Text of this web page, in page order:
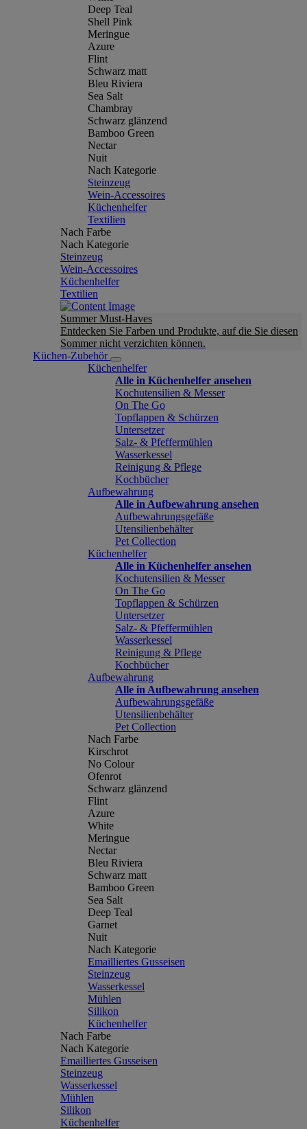
Deep Teal
Shell Pink
Meringue
Azure
Flint
Schwarz matt
Bleu Riviera
Sea Salt
Chambray
Schwarz glänzend
Bamboo Green
Nectar
Nuit
Nach Kategorie
Steinzeug
Wein-Accessoires
Küchenhelfer
Textilien
Nach Farbe
Nach Kategorie
Steinzeug
Wein-Accessoires
Küchenhelfer
Textilien
Summer Must-Haves
Entdecken Sie Farben und Produkte, auf die Sie diesen
Sommer nicht verzichten können.
Küchen-Zubehör
Küchenhelfer
Alle in Küchenhelfer ansehen
Kochutensilien & Messer
On The Go
Topflappen & Schürzen
Untersetzer
Salz- & Pfeffermühlen
Wasserkessel
Reinigung & Pflege
Kochbücher
Aufbewahrung
Alle in Aufbewahrung ansehen
Aufbewahrungsgefäße
Utensilienbehälter
Pet Collection
Küchenhelfer
Alle in Küchenhelfer ansehen
Kochutensilien & Messer
On The Go
Topflappen & Schürzen
Untersetzer
Salz- & Pfeffermühlen
Wasserkessel
Reinigung & Pflege
Kochbücher
Aufbewahrung
Alle in Aufbewahrung ansehen
Aufbewahrungsgefäße
Utensilienbehälter
Pet Collection
Nach Farbe
Kirschrot
No Colour
Ofenrot
Schwarz glänzend
Flint
Azure
White
Meringue
Nectar
Bleu Riviera
Schwarz matt
Bamboo Green
Sea Salt
Deep Teal
Garnet
Nuit
Nach Kategorie
Emailliertes Gusseisen
Steinzeug
Wasserkessel
Mühlen
Silikon
Küchenhelfer
Nach Farbe
Nach Kategorie
Emailliertes Gusseisen
Steinzeug
Wasserkessel
Mühlen
Silikon
Küchenhelfer